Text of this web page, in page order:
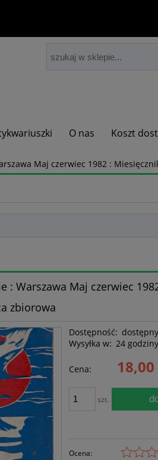
O nas Koszt
Maj czerwiec 1982 :
: Warszawa Maj czerwiec
zbiorowa
Dostępność: dostępny
Wysyłka w: 24 godziny
Cena: 18,00
szt.
Ocena: